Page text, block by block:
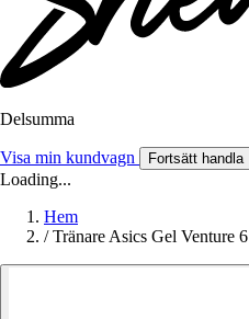
Delsumma
Visa min kundvagn Fortsätt handla
Loading...
Hem
/ Tränare Asics Gel Venture 6